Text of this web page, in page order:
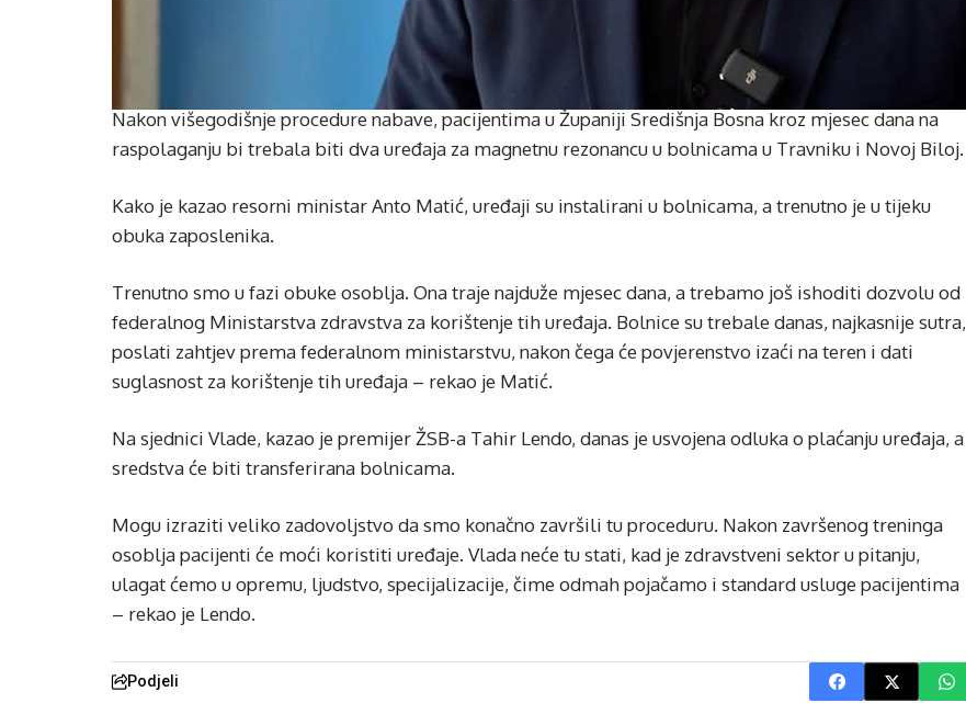
Nakon višegodišnje procedure nabave, pacijentima u Županiji Središnja Bosna kroz mjesec dana na
raspolaganju bi trebala biti dva uređaja za magnetnu rezonancu u bolnicama u Travniku i Novoj Biloj.
Kako je kazao resorni ministar Anto Matić, uređaji su instalirani u bolnicama, a trenutno je u tijeku
obuka zaposlenika.
Trenutno smo u fazi obuke osoblja. Ona traje najduže mjesec dana, a trebamo još ishoditi dozvolu od
federalnog Ministarstva zdravstva za korištenje tih uređaja. Bolnice su trebale danas, najkasnije sutra,
poslati zahtjev prema federalnom ministarstvu, nakon čega će povjerenstvo izaći na teren i dati
suglasnost za korištenje tih uređaja – rekao je Matić.
Na sjednici Vlade, kazao je premijer ŽSB-a Tahir Lendo, danas je usvojena odluka o plaćanju uređaja, a
sredstva će biti transferirana bolnicama.
Mogu izraziti veliko zadovoljstvo da smo konačno završili tu proceduru. Nakon završenog treninga
osoblja pacijenti će moći koristiti uređaje. Vlada neće tu stati, kad je zdravstveni sektor u pitanju,
ulagat ćemo u opremu, ljudstvo, specijalizacije, čime odmah pojačamo i standard usluge pacijentima
– rekao je Lendo.
Podjeli